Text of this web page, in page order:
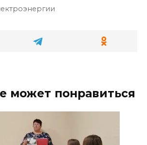
может понравиться